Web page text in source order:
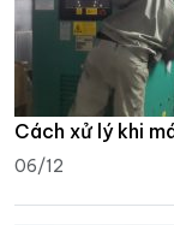
Cách xử lý khi
06/12